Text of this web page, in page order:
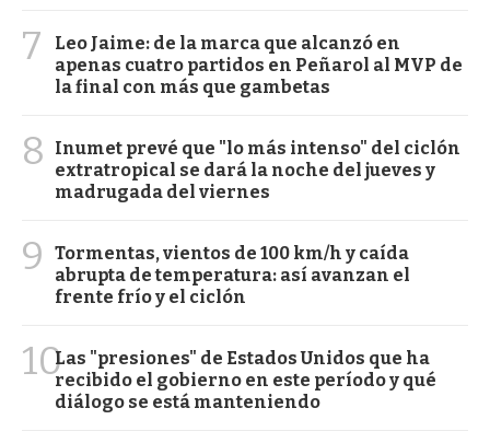
7
Leo Jaime: de la marca que alcanzó en
apenas cuatro partidos en Peñarol al MVP de
la final con más que gambetas
8
Inumet prevé que "lo más intenso" del ciclón
extratropical se dará la noche del jueves y
madrugada del viernes
9
Tormentas, vientos de 100 km/h y caída
abrupta de temperatura: así avanzan el
frente frío y el ciclón
10Las "presiones" de Estados Unidos que ha
recibido el gobierno en este período y qué
diálogo se está manteniendo